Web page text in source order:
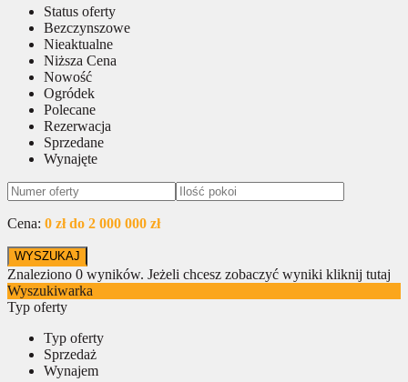
Status oferty
Bezczynszowe
Nieaktualne
Niższa Cena
Nowość
Ogródek
Polecane
Rezerwacja
Sprzedane
Wynajęte
Cena: 0 zł do 2 000 000 zł
Znaleziono 0 wyników. Jeżeli chcesz zobaczyć wyniki kliknij tutaj
Wyszukiwarka
Typ oferty
Typ oferty
Sprzedaż
Wynajem